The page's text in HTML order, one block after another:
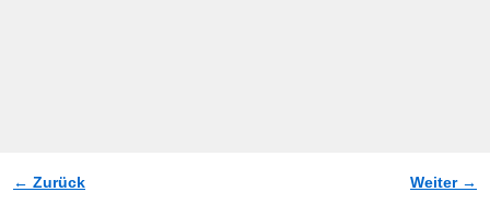
Bilder-Navigation
← Zurück Weiter →